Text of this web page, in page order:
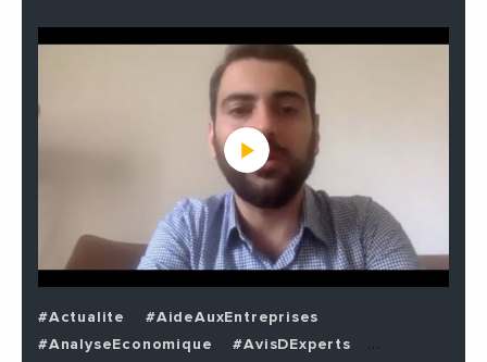
#Actualite
#AideAuxEntreprises
#AnalyseEconomique
#AvisDExperts